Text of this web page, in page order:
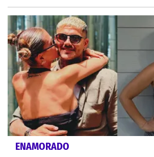
ENAMORADO